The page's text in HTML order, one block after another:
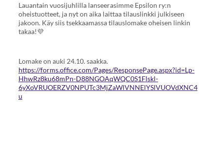
Lauantain vuosijuhlilla lanseerasimme Epsilon ry:n
oheistuotteet, ja nyt on aika laittaa tilauslinkki julkiseen
jakoon. Käy siis tsekkaamassa tilauslomake oheisen linkin
takaa!💜
Lomake on auki 24.10. saakka.
https://forms.office.com/Pages/ResponsePage.aspx?id=Lp-
HhwRz8ku68mPn-D88NGOAqWQC0S1Flskl-
6yXoVRUOERZV0NPUTc3MjZaWlVNNElYSlVUOVdXNC4
u